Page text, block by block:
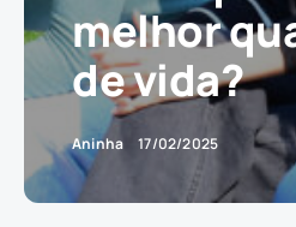
melhor
de vida?
Aninha 17/02/2025